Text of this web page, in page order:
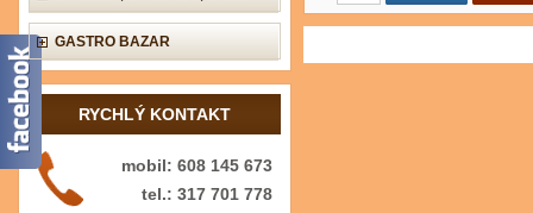
GASTRO BAZAR
RYCHLÝ KONTAKT
mobil: 608 145 673
tel.: 317 701 778